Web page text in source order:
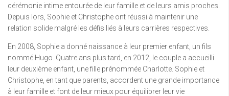
cérémonie intime entourée de leur famille et de leurs amis proches.
Depuis lors, Sophie et Christophe ont réussi à maintenir une
relation solide malgré les défis liés à leurs carrières respectives.
En 2008, Sophie a donné naissance à leur premier enfant, un fils
nommé Hugo. Quatre ans plus tard, en 2012, le couple a accueilli
leur deuxième enfant, une fille prénommée Charlotte. Sophie et
Christophe, en tant que parents, accordent une grande importance
à leur famille et font de leur mieux pour équilibrer leur vie